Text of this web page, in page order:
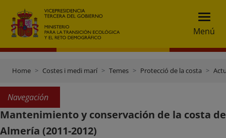
Menú
Home Costes i medi marí Temes Protecció de la costa
Navegación
Mantenimiento y conservación de la costa de
Almería (2011-2012)